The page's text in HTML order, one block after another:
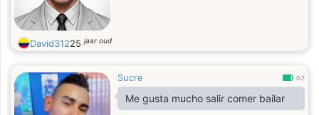
David31225jaar oud
Sucre 0.7
Me gusta mucho salir comer bailar